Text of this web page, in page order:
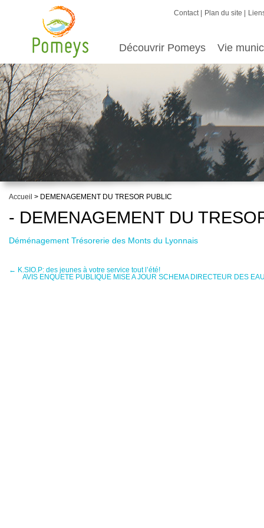
Contact Plan du site
Découvrir Pomeys Vie
Accueil > DEMENAGEMENT DU TRESOR PUBLIC
- DEMENAGEMENT DU
Déménagement Trésorerie des Monts du Lyonnais
← K.SIO.P: des jeunes à votre service tout l’été!
AVIS ENQUETE PUBLIQUE MISE A JOUR SCHEMA DIRECTEUR DES